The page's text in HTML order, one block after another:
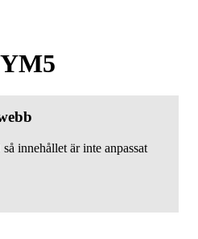
innehållet är inte anpassat